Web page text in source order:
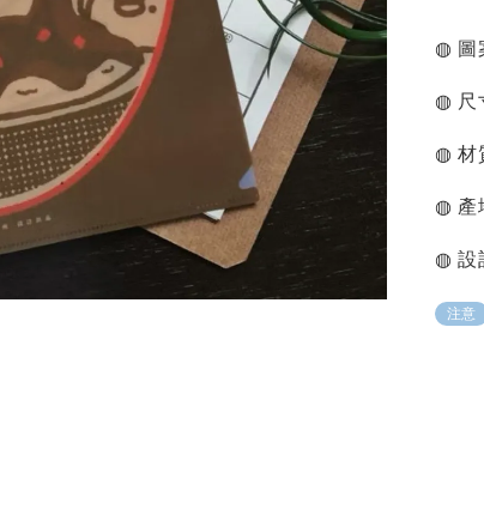
◍ 圖
◍ 尺
◍ 材
◍ 產
◍ 設
注意